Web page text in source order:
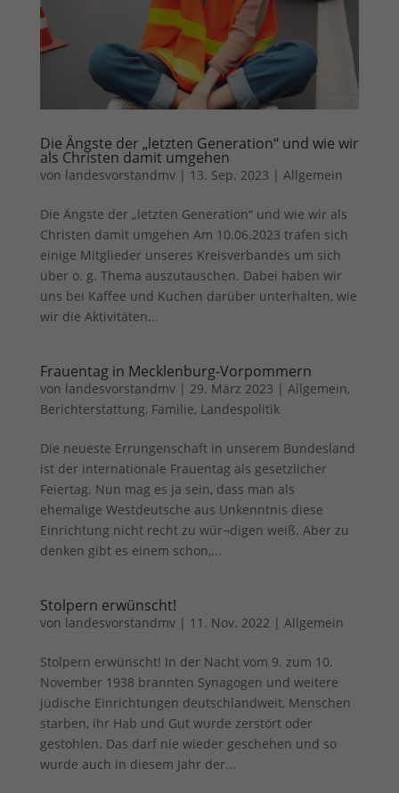
Die Ängste der „letzten Generation“ und wie wir
als Christen damit umgehen
von landesvorstandmv| 13. Sep. 2023 | Allgemein
Die Ängste der „letzten Generation“ und wie wir als
Christen damit umgehen Am 10.06.2023 trafen sich
einige Mitglieder unseres Kreisverbandes um sich
über o. g. Thema auszutauschen. Dabei haben wir
uns bei Kaffee und Kuchen darüber unterhalten, wie
wir die Aktivitäten...
Frauentag in Mecklenburg-Vorpommern
von landesvorstandmv| 29. März 2023 | Allgemein,
Berichterstattung, Familie, Landespolitik
Die neueste Errungenschaft in unserem Bundesland
ist der internationale Frauentag als gesetzlicher
Feiertag. Nun mag es ja sein, dass man als
ehemalige Westdeutsche aus Unkenntnis diese
Einrichtung nicht recht zu wür¬digen weiß. Aber zu
denken gibt es einem schon,...
Stolpern erwünscht!
von landesvorstandmv| 11. Nov. 2022 | Allgemein
Stolpern erwünscht! In der Nacht vom 9. zum 10.
November 1938 brannten Synagogen und weitere
jüdische Einrichtungen deutschlandweit, Menschen
starben, ihr Hab und Gut wurde zerstört oder
gestohlen. Das darf nie wieder geschehen und so
wurde auch in diesem Jahr der...
Sie können Ihre Einwilligung zu ganzen Kategorien geben
oder sich weitere Informationen anzeigen lassen und so nur
bestimmte Cookies auswählen.
Alle akzeptieren Speichern
Datenschutzeinstellungen
Essenziell (1)
die einwandfreie Funktion der Website erforderlich.
Cookie-Informationen anzeigen
Externe Medien (7)
Inhalte von Videoplattformen und Social-Media-Plattformen werden
standardmäßig blockiert. Wenn Cookies von externen Medien akzeptiert
Cookie-Informationen anzeigen
Datenschutzerklärung Impressum